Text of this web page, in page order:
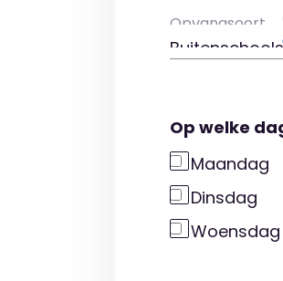
Op welke
Maandag
Dinsdag
Woensdag